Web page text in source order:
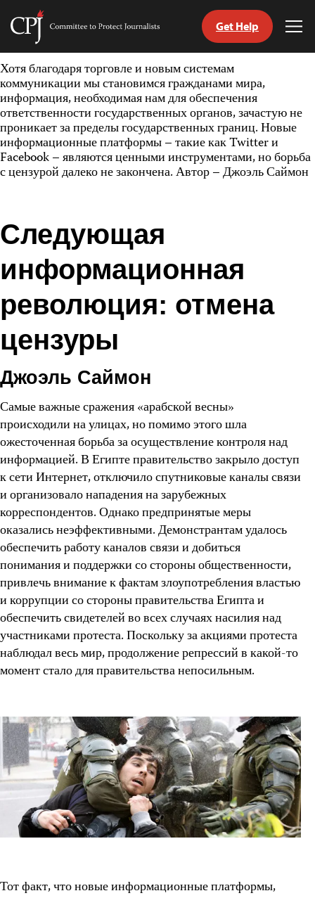
Skip
to
content
Committee
Journalists
Get Help
Хотя благодаря торговле и новым системам
коммуникации мы становимся гражданами мира,
информация, необходимая нам для обеспечения
ответственности государственных органов, зачастую не
проникает за пределы государственных границ. Новые
информационные платформы – такие как Twitter и
Facebook – являются ценными инструментами, но борьба
с цензурой далеко не закончена. Автор – Джоэль Саймон
Следующая
информационная
революция: отмена
цензуры
Джоэль Саймон
Самые важные сражения «арабской весны»
происходили на улицах, но помимо этого шла
ожесточенная борьба за осуществление контроля над
информацией. В Египте правительство закрыло доступ
к сети Интернет, отключило спутниковые каналы связи
и организовало нападения на зарубежных
корреспондентов. Однако предпринятые меры
оказались неэффективными. Демонстрантам удалось
обеспечить работу каналов связи и добиться
понимания и поддержки со стороны общественности,
привлечь внимание к фактам злоупотребления властью
и коррупции со стороны правительства Египта и
обеспечить свидетелей во всех случаях насилия над
участниками протеста. Поскольку за акциями протеста
наблюдал весь мир, продолжение репрессий в какой-то
момент стало для правительства непосильным.
Тот факт, что новые информационные платформы,